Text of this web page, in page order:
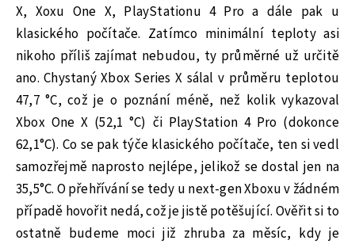
X, Xoxu One X, PlayStationu 4 Pro a dále pak u
klasického počítače. Zatímco minimální teploty asi
nikoho příliš zajímat nebudou, ty průměrné už určitě
ano. Chystaný Xbox Series X sálal v průměru teplotou
47,7 °C, což je o poznání méně, než kolik vykazoval
Xbox One X (52,1 °C) či PlayStation 4 Pro (dokonce
62,1°C). Co se pak týče klasického počítače, ten si vedl
samozřejmě naprosto nejlépe, jelikož se dostal jen na
35,5°C. O přehřívání se tedy u next-gen Xboxu v žádném
případě hovořit nedá, což je jistě potěšující. Ověřit si to
ostatně budeme moci již zhruba za měsíc, kdy je